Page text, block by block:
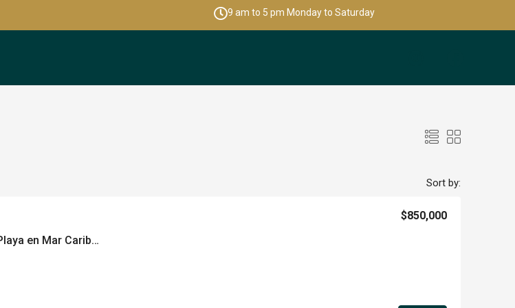
9 am to 5 pm Monday to Saturday
Sort by:
Hermoso Terreno y Casa de Playa en Mar Caribe – Hermoso Terreno y Casa de Playa en Mar Caribe – MLS 17284
$850,000